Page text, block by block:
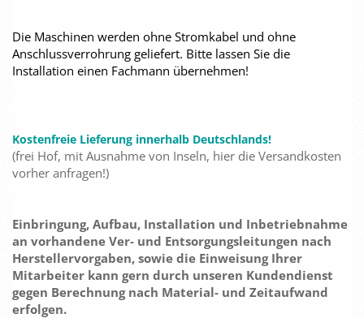
Die Maschinen werden ohne Stromkabel und ohne
Anschlussverrohrung geliefert. Bitte lassen Sie die
Installation einen Fachmann übernehmen!
Kostenfreie Lieferung innerhalb Deutschlands!
(frei Hof, mit Ausnahme von Inseln, hier die Versandkosten
vorher anfragen!)
Einbringung, Aufbau, Installation und Inbetriebnahme
an vorhandene Ver- und Entsorgungsleitungen nach
Herstellervorgaben, sowie die Einweisung Ihrer
Mitarbeiter kann gern durch unseren Kundendienst
gegen Berechnung nach Material- und Zeitaufwand
erfolgen.